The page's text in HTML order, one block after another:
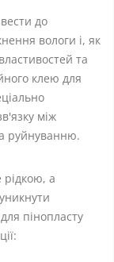
до
вологи і, як
та
клею для
між
руйнуванню.
а
пінопласту